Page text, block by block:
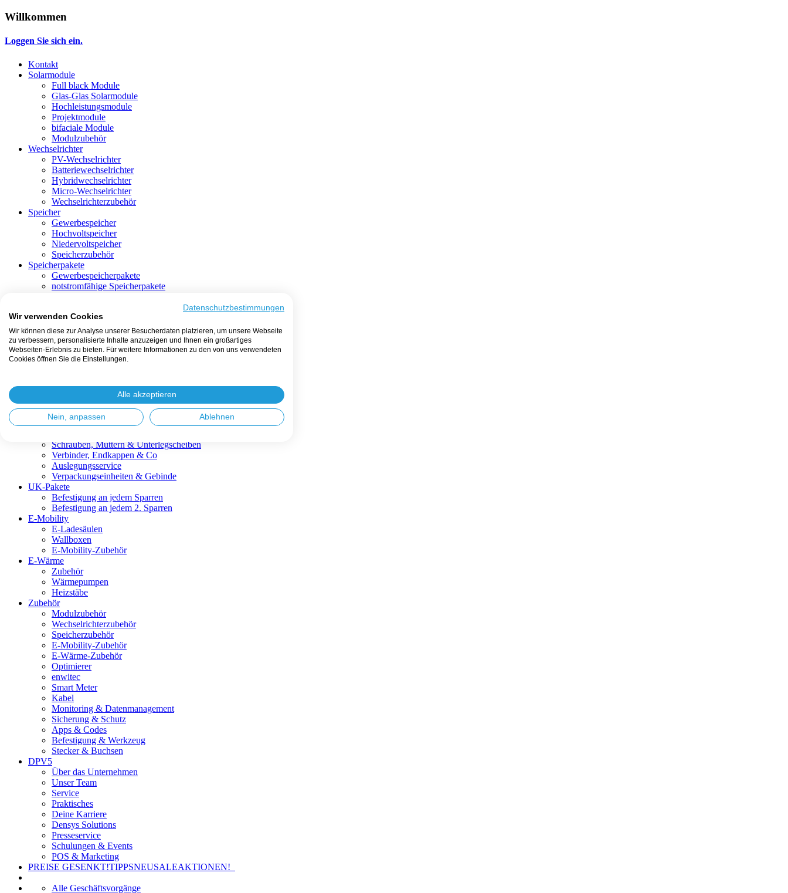
Willkommen
Loggen Sie sich ein.
Kontakt
Solarmodule
Full black Module
Glas-Glas Solarmodule
Hochleistungsmodule
Projektmodule
bifaciale Module
Modulzubehör
Wechselrichter
PV-Wechselrichter
Batteriewechselrichter
Hybridwechselrichter
Micro-Wechselrichter
Wechselrichterzubehör
Speicher
Gewerbespeicher
Hochvoltspeicher
Niedervoltspeicher
Speicherzubehör
Speicherpakete
Gewerbespeicherpakete
notstromfähige Speicherpakete
mit Hochvoltspeicher
HEMS-fähige Speicherpakete
mit Niedervoltspeicher
Unterkonstruktion
Aufständerung
Fassadenlösungen
Kabelmanagement
Metalldachplatten
Modulklemmen
Schrauben, Muttern & Unterlegscheiben
Verbinder, Endkappen & Co
Auslegungsservice
Verpackungseinheiten & Gebinde
UK-Pakete
Befestigung an jedem Sparren
Befestigung an jedem 2. Sparren
E-Mobility
E-Ladesäulen
Wallboxen
E-Mobility-Zubehör
E-Wärme
Zubehör
Wärmepumpen
Heizstäbe
Zubehör
Modulzubehör
Wechselrichterzubehör
Speicherzubehör
E-Mobility-Zubehör
E-Wärme-Zubehör
Optimierer
enwitec
Smart Meter
Kabel
Monitoring & Datenmanagement
Sicherung & Schutz
Apps & Codes
Befestigung & Werkzeug
Stecker & Buchsen
DPV5
Über das Unternehmen
Unser Team
Service
Praktisches
Deine Karriere
Densys Solutions
Presseservice
Schulungen & Events
POS & Marketing
PREISE GESENKT!TIPPSNEUSALEAKTIONEN!
Alle Geschäftsvorgänge
Datenschutzbestimmungen
Wir verwenden Cookies
Wir können diese zur Analyse unserer Besucherdaten platzieren, um unsere Webseite
zu verbessern, personalisierte Inhalte anzuzeigen und Ihnen ein großartiges
Webseiten-Erlebnis zu bieten. Für weitere Informationen zu den von uns verwendeten
Cookies öffnen Sie die Einstellungen.
Alle akzeptieren
Nein, anpassen Ablehnen